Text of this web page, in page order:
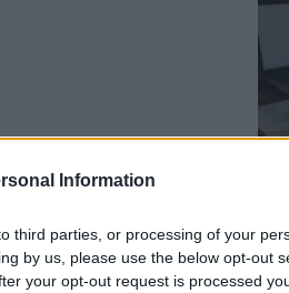
Information
third parties, or processing of your
by us, please use the below opt-out
your opt-out request is processed
sociedad Crypto AG